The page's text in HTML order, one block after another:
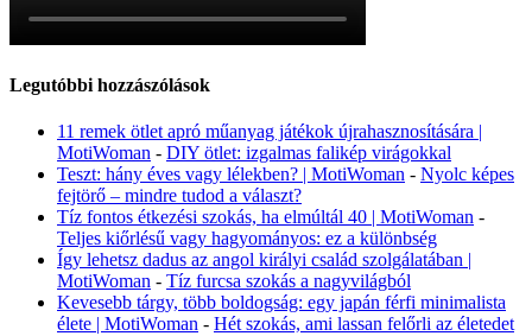
Legutóbbi hozzászólások
11 remek ötlet apró műanyag játékok újrahasznosítására |
MotiWoman - DIY ötlet: izgalmas falikép virágokkal
Teszt: hány éves vagy lélekben? | MotiWoman - Nyolc képes
fejtörő – mindre tudod a választ?
Tíz fontos étkezési szokás, ha elmúltál 40 | MotiWoman -
Teljes kiőrlésű vagy hagyományos: ez a különbség
Így lehetsz dadus az angol királyi család szolgálatában |
MotiWoman - Tíz furcsa szokás a nagyvilágból
Kevesebb tárgy, több boldogság: egy japán férfi minimalista
élete | MotiWoman - Hét szokás, ami lassan felőrli az életedet